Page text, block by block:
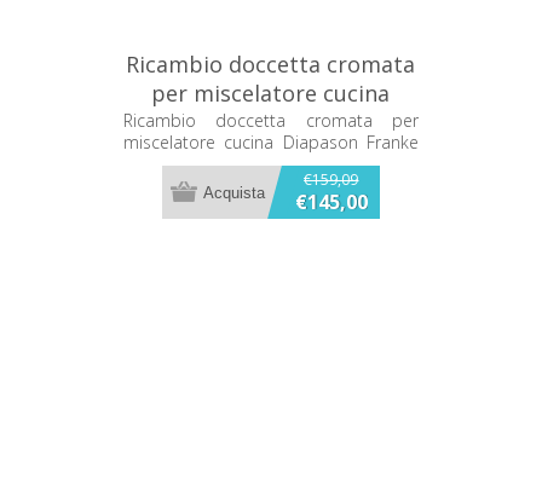
Ricambio doccetta cromata
per miscelatore cucina
Diapason Franke
133.0067.719
Ricambio doccetta cromata per
miscelatore cucina Diapason Franke
133.0067.719
€159,09
€145,00